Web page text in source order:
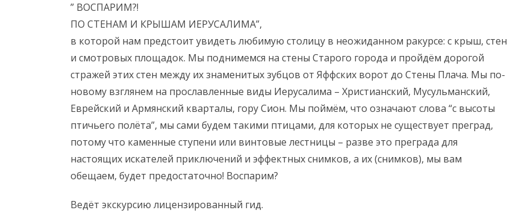
” ВОСПАРИМ?!
ПО СТЕНАМ И КРЫШАМ ИЕРУСАЛИМА”,
в которой нам предстоит увидеть любимую столицу в неожиданном ракурсе: с крыш, стен
и смотровых площадок. Мы поднимемся на стены Старого города и пройдём дорогой
стражей этих стен между их знаменитых зубцов от Яффских ворот до Стены Плача. Мы по-
новому взглянем на прославленные виды Иерусалима – Христианский, Мусульманский,
Еврейский и Армянский кварталы, гору Сион. Мы поймём, что означают слова “с высоты
птичьего полёта”, мы сами будем такими птицами, для которых не существует преград,
потому что каменные ступени или винтовые лестницы – разве это преграда для
настоящих искателей приключений и эффектных снимков, а их (снимков), мы вам
обещаем, будет предостаточно! Воспарим?
Ведёт экскурсию лицензированный гид.